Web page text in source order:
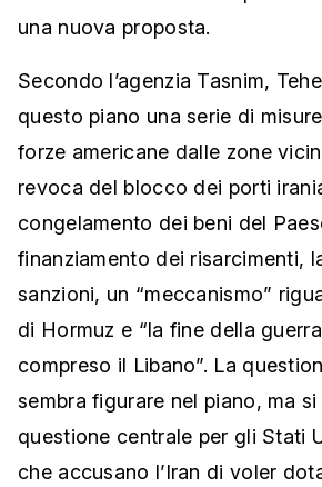
una nuova proposta.
Secondo l’agenzia Tasnim,
questo piano una serie di
forze americane dalle zone
revoca del blocco dei porti
congelamento dei beni del
finanziamento dei risarcimenti,
sanzioni, un “meccanismo”
di Hormuz e “la fine della
compreso il Libano”. La
sembra figurare nel piano, ma
questione centrale per gli Stati
che accusano l’Iran di voler